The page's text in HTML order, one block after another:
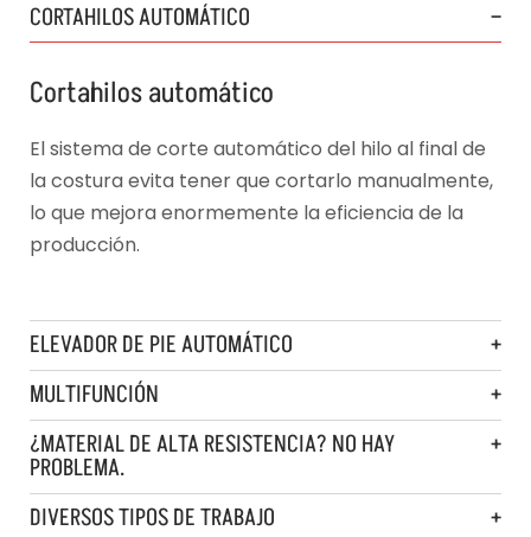
CORTAHILOS AUTOMÁTICO
Cortahilos automático
El sistema de corte automático del hilo al final de
la costura evita tener que cortarlo manualmente,
lo que mejora enormemente la eficiencia de la
producción.
ELEVADOR DE PIE AUTOMÁTICO
MULTIFUNCIÓN
¿MATERIAL DE ALTA RESISTENCIA? NO HAY
PROBLEMA.
DIVERSOS TIPOS DE TRABAJO